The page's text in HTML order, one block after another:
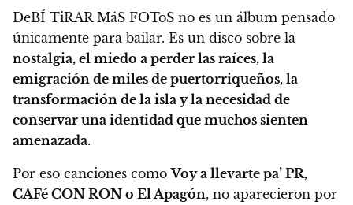
DeBÍ TiRAR MáS FOToS no es un álbum pensado
únicamente para bailar. Es un disco sobre la
nostalgia, el miedo a perder las raíces, la
emigración de miles de puertorriqueños, la
transformación de la isla y la necesidad de
conservar una identidad que muchos sienten
amenazada.
Por eso canciones comoVoy a llevarte pa’ PR,
CAFé CON RON o El Apagón, no aparecieron por